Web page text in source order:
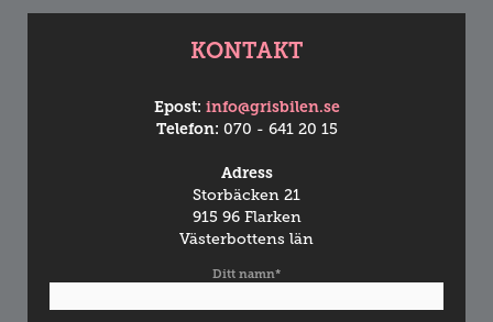
KONTAKT
Epost: info@grisbilen.se
Telefon: 070 - 641 20 15
Adress
Storbäcken 21
915 96 Flarken
Västerbottens län
Ditt namn*